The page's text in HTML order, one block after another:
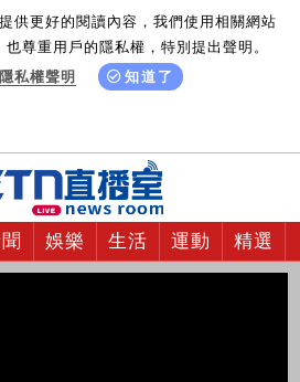
供更好的閱讀內容，我們使用相關網站
尊重用戶的隱私權，特別提出聲明。
私權聲明
知道了
娛樂 生活 運動 精選